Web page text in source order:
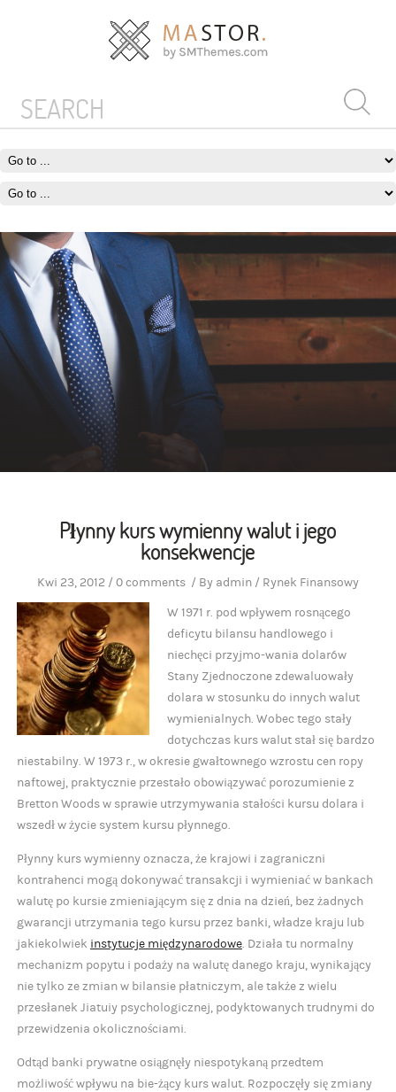
Płynny kurs wymienny walut i jego
konsekwencje
Kwi 23, 2012 /0 comments/ By admin/ Rynek Finansowy
W 1971 r. pod wpływem rosnącego
deficytu bilansu handlowego i
niechęci przyjmo-wania dolarów
Stany Zjednoczone zdewaluowały
dolara w stosunku do innych walut
wymienialnych. Wobec tego stały
dotychczas kurs walut stał się bardzo
niestabilny. W 1973 r., w okresie gwałtownego wzrostu cen ropy
naftowej, praktycznie przestało obowiązywać porozumienie z
Bretton Woods w sprawie utrzymywania stałości kursu dolara i
wszedł w życie system kursu płynnego.
Płynny kurs wymienny oznacza, że krajowi i zagraniczni
kontrahenci mogą dokonywać transakcji i wymieniać w bankach
walutę po kursie zmieniającym się z dnia na dzień, bez żadnych
gwarancji utrzymania tego kursu przez banki, władze kraju lub
jakiekolwiek instytucje międzynarodowe. Działa tu normalny
mechanizm popytu i podaży na walutę danego kraju, wynikający
nie tylko ze zmian w bilansie płatniczym, ale także z wielu
przesłanek Jiatuiy psychologicznej, podyktowanych trudnymi do
przewidzenia okolicznościami.
Odtąd banki prywatne osiągnęły niespotykaną przedtem
możliwość wpływu na bie-żący kurs walut. Rozpoczęły się zmiany